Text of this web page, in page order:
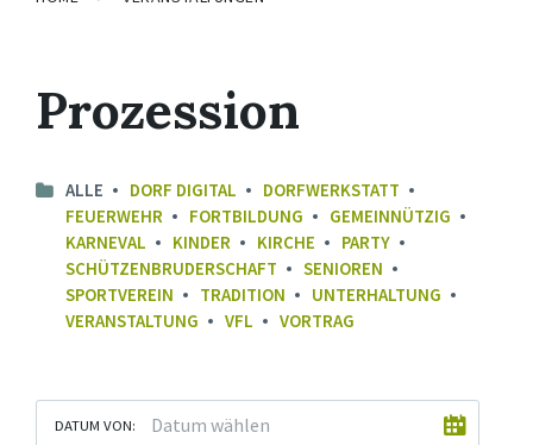
Prozession
ALLE DORF DIGITAL
DORFWERKSTATT
FEUERWEHR
FORTBILDUNG
GEMEINNÜTZIG
KARNEVAL
KINDER KIRCHE
PARTY
SCHÜTZENBRUDERSCHAFT
SENIOREN
SPORTVEREIN
TRADITION
UNTERHALTUNG
VERANSTALTUNG
VFL VORTRAG
DATUM VON: